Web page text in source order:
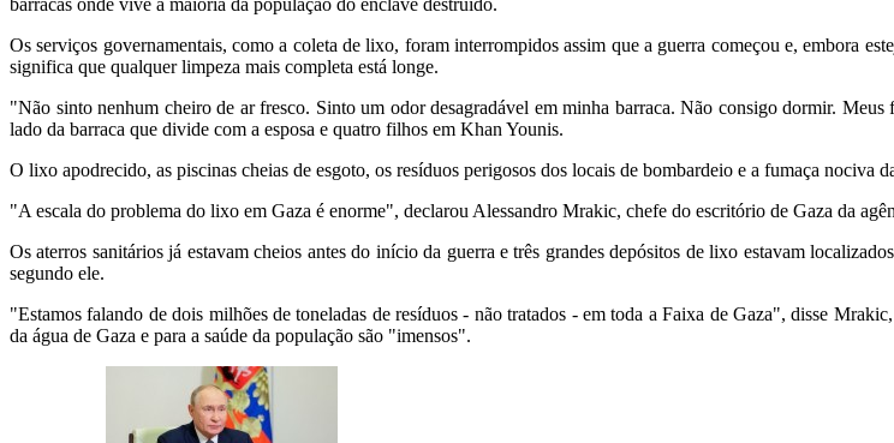
Os serviços governamentais, como a coleta de lixo, foram interrompidos assim que a guerra começou e, embora
significa que qualquer limpeza mais completa está longe.
"Não sinto nenhum cheiro de ar fresco. Sinto um odor desagradável em minha barraca. Não consigo dormir.
lado da barraca que divide com a esposa e quatro filhos em Khan Younis.
O lixo apodrecido, as piscinas cheias de esgoto, os resíduos perigosos dos locais de bombardeio e a fumaça nociva
"A escala do problema do lixo em Gaza é enorme", declarou Alessandro Mrakic, chefe do escritório de Gaza da
Os aterros sanitários já estavam cheios antes do início da guerra e três grandes depósitos de lixo estavam
segundo ele.
"Estamos falando de dois milhões de toneladas de resíduos - não tratados - em toda a Faixa de Gaza", disse
da água de Gaza e para a saúde da população são "imensos".